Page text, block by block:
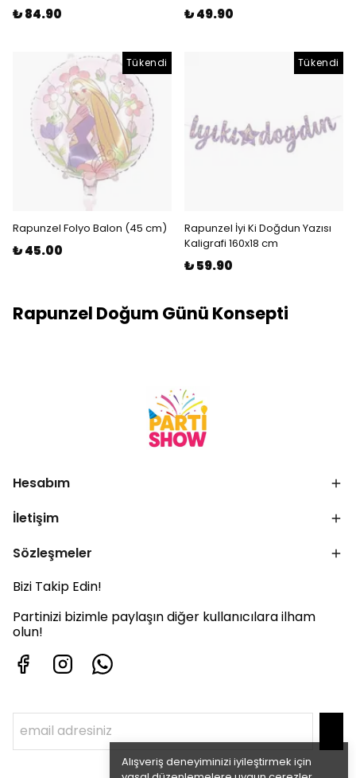
Alışveriş deneyiminizi iyileştirmek için
₺ 84.90 ₺ 49.90
Tükendi
Rapunzel Folyo Balon (45 cm)
₺ 45.00
Tükendi
Rapunzel İyi Ki Doğdun Yazısı
Kaligrafi 160x18 cm
₺ 59.90
Rapunzel Doğum Günü Konsepti
Hesabım
İletişim
Sözleşmeler
Bizi Takip Edin!
Partinizi bizimle paylaşın diğer kullanıcılara ilham
olun!